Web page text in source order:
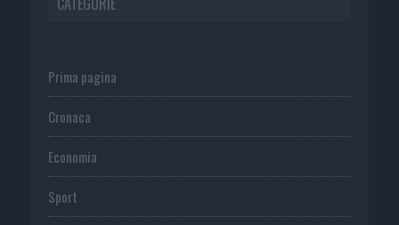
Prima pagina
Cronaca
Economia
Sport